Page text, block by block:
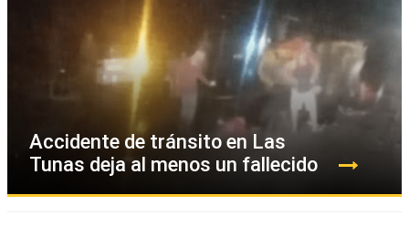
Accidente de tránsito en Las
Tunas deja al menos un fallecido